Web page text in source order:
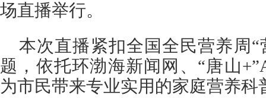
场直播举行。
本次直播紧扣全国全民营养周
题，依托环渤海新闻网、“唐山
为市民带来专业实用的家庭营养科